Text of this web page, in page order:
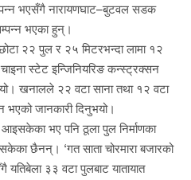
भएसँगै नारायणघाट–बुटवल सडक
भएका हुन्।
२२ पुल र २५ मिटरभन्दा लामा १२
चाइना स्टेट इन्जिनियरिङ कन्स्ट्रक्सन
खनालले २२ वटा साना तथा १२ वटा
भएको जानकारी दिनुभयो।
भए पनि ठूला पुल निर्माणका
छैनन्। ‘गत साता चोरमारा बजारको
३३ वटा पुलबाट यातायात